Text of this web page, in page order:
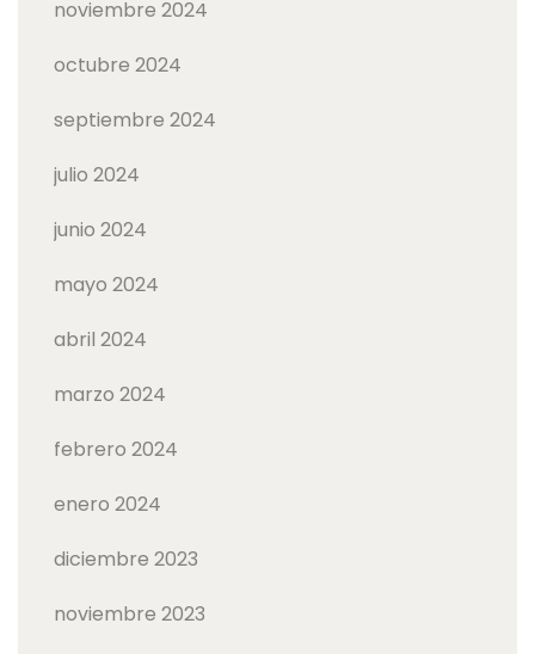
noviembre 2024
octubre 2024
septiembre 2024
julio 2024
junio 2024
mayo 2024
abril 2024
marzo 2024
febrero 2024
enero 2024
diciembre 2023
noviembre 2023